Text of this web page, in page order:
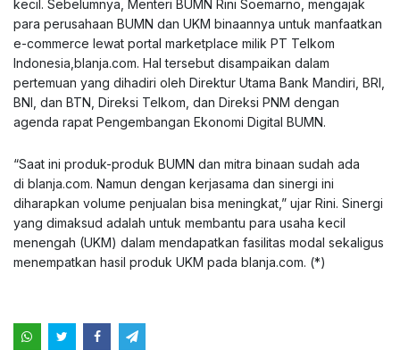
kecil. Sebelumnya, Menteri BUMN Rini Soemarno, mengajak
para perusahaan BUMN dan UKM binaannya untuk manfaatkan
e-commerce lewat portal marketplace milik PT Telkom
Indonesia,blanja.com. Hal tersebut disampaikan dalam
pertemuan yang dihadiri oleh Direktur Utama Bank Mandiri, BRI,
BNI, dan BTN, Direksi Telkom, dan Direksi PNM dengan
agenda rapat Pengembangan Ekonomi Digital BUMN.
“Saat ini produk-produk BUMN dan mitra binaan sudah ada
di blanja.com. Namun dengan kerjasama dan sinergi ini
diharapkan volume penjualan bisa meningkat,” ujar Rini. Sinergi
yang dimaksud adalah untuk membantu para usaha kecil
menengah (UKM) dalam mendapatkan fasilitas modal sekaligus
menempatkan hasil produk UKM pada blanja.com. (*)